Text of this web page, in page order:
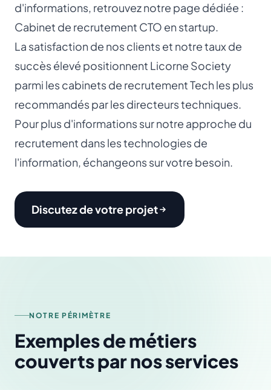
d'informations, retrouvez notre page dédiée :
Cabinet de recrutement CTO en startup.
La satisfaction de nos clients et notre taux de
succès élevé positionnent Licorne Society
parmi les cabinets de recrutement Tech les plus
recommandés par les directeurs techniques.
Pour plus d'informations sur notre approche du
recrutement dans les technologies de
l'information, échangeons sur votre besoin.
Discutez de votre projet
NOTRE PÉRIMÈTRE
Exemples de métiers
couverts par nos services